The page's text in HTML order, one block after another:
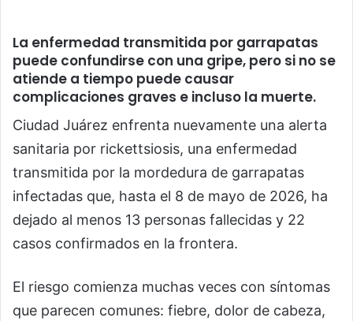
La enfermedad transmitida por garrapatas
puede confundirse con una gripe, pero si no se
atiende a tiempo puede causar
complicaciones graves e incluso la muerte.
Ciudad Juárez enfrenta nuevamente una alerta
sanitaria por rickettsiosis, una enfermedad
transmitida por la mordedura de garrapatas
infectadas que, hasta el 8 de mayo de 2026, ha
dejado al menos 13 personas fallecidas y 22
casos confirmados en la frontera.
El riesgo comienza muchas veces con síntomas
que parecen comunes: fiebre, dolor de cabeza,